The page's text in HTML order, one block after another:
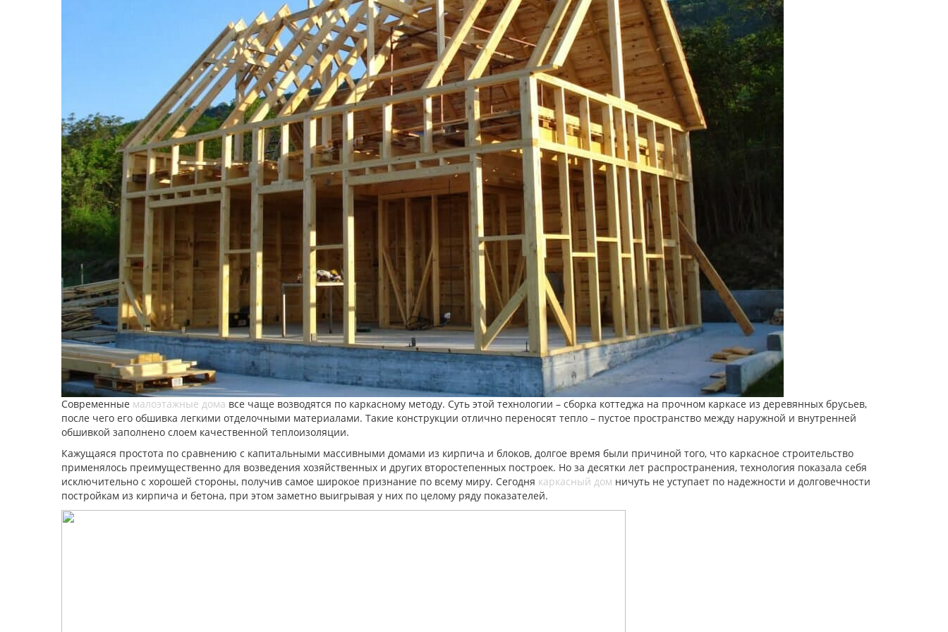
Современные малоэтажные дома все чаще возводятся по каркасному методу. Суть этой технологии – сборка коттеджа на прочном каркасе из деревянных брусьев,
после чего его обшивка легкими отделочными материалами. Такие конструкции отлично переносят тепло – пустое пространство между наружной и внутренней
обшивкой заполнено слоем качественной теплоизоляции.
Кажущаяся простота по сравнению с капитальными массивными домами из кирпича и блоков, долгое время были причиной того, что каркасное строительство
применялось преимущественно для возведения хозяйственных и других второстепенных построек. Но за десятки лет распространения, технология показала себя
исключительно с хорошей стороны, получив самое широкое признание по всему миру. Сегодня каркасный дом ничуть не уступает по надежности и долговечности
постройкам из кирпича и бетона, при этом заметно выигрывая у них по целому ряду показателей.